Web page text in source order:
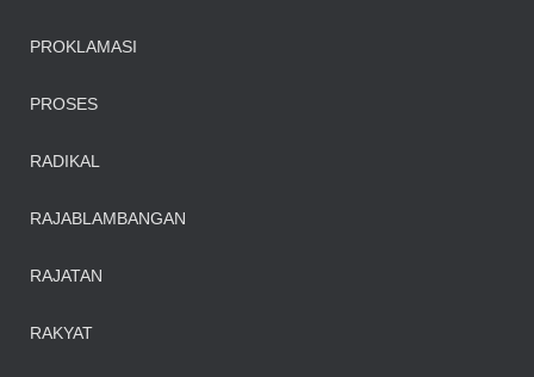
PROKLAMASI
PROSES
RADIKAL
RAJABLAMBANGAN
RAJATAN
RAKYAT